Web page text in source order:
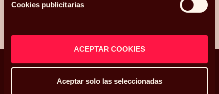
Cookies publicitarias
ACEPTAR COOKIES
Aceptar solo las seleccionadas